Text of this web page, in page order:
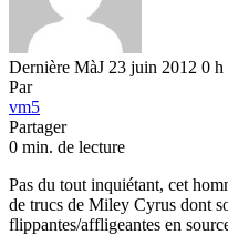
Dernière MàJ 23 juin 2012 0 h
Par
vm5
Partager
0 min. de lecture
Pas du tout inquiétant, cet
de trucs de Miley Cyrus dont
flippantes/affligeantes en